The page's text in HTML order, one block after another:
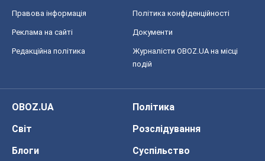
Правова інформація Політика конфіденційності
Реклама на сайті Документи
Редакційна політика
Журналісти OBOZ.UA на місці
подій
OBOZ.UA
Політика
Світ
Розслідування
Блоги
Суспільство